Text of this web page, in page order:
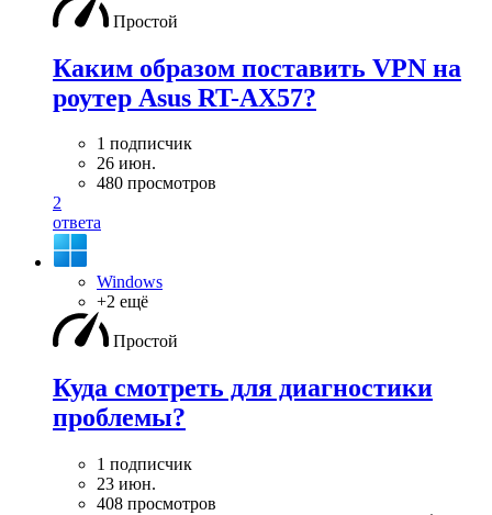
Простой
Каким образом поставить VPN на
роутер Asus RT-AX57?
1 подписчик
26 июн.
480 просмотров
2
ответа
Windows
+2 ещё
Простой
Куда смотреть для диагностики
проблемы?
1 подписчик
23 июн.
408 просмотров